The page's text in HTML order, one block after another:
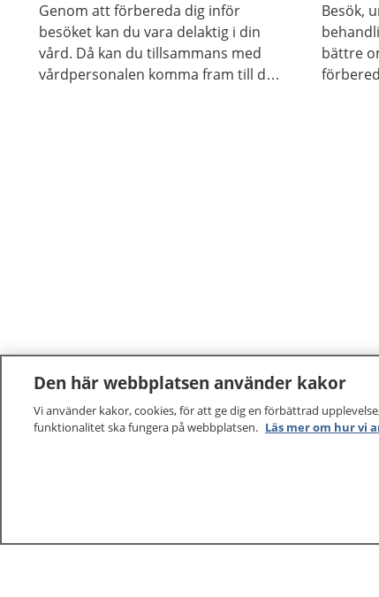
Genom att förbereda dig inför
besöket kan du vara delaktig i din
vård. Då kan du tillsammans med
vårdpersonalen komma fram till den
Besök,
bättre
vilka mottagningar du kan kontakta. Logga in för
Den här webbplatsen använder kakor
Vi använder kakor, cookies, för att ge dig en förbättrad
funktionalitet ska fungera på webbplatsen. Läs mer om hur vi